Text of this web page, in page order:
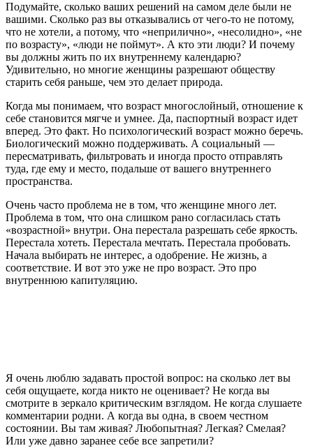
Подумайте, сколько ваших решений на самом деле были не
вашими. Сколько раз вы отказывались от чего-то не потому,
что не хотели, а потому, что «неприлично», «несолидно», «не
по возрасту», «люди не поймут». А кто эти люди? И почему
вы должны жить по их внутреннему календарю?
Удивительно, но многие женщины разрешают обществу
старить себя раньше, чем это делает природа.
Когда мы понимаем, что возраст многослойный, отношение к
себе становится мягче и умнее. Да, паспортный возраст идет
вперед. Это факт. Но психологический возраст можно беречь.
Биологический можно поддерживать. А социальный —
пересматривать, фильтровать и иногда просто отправлять
туда, где ему и место, подальше от вашего внутреннего
пространства.
Очень часто проблема не в том, что женщине много лет.
Проблема в том, что она слишком рано согласилась стать
«возрастной» внутри. Она перестала разрешать себе яркость.
Перестала хотеть. Перестала мечтать. Перестала пробовать.
Начала выбирать не интерес, а одобрение. Не жизнь, а
соответствие. И вот это уже не про возраст. Это про
внутреннюю капитуляцию.
Я очень люблю задавать простой вопрос: на сколько лет вы
себя ощущаете, когда никто не оценивает? Не когда вы
смотрите в зеркало критическим взглядом. Не когда слушаете
комментарии родни. А когда вы одна, в своем честном
состоянии. Вы там живая? Любопытная? Легкая? Смелая?
Или уже давно заранее себе все запретили?